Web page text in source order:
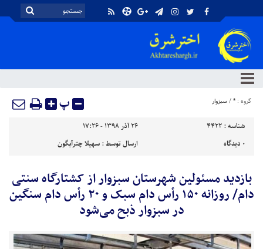
گروه : *
/سبزوار پ
شناسه : 4422
۲۶ آذر ۱۳۹۸ - ۱۷:۲۶
۰ دیدگاه ارسال توسط :سهیلا چترآبگون
بازدید مسئولین شهرستان سبزوار از کشتارگاه سنتی
دام/ روزانه ۱۵۰ رأس دام سبک و ۲۰ رأس دام سنگین
در سبزوار ذبح می‌شود